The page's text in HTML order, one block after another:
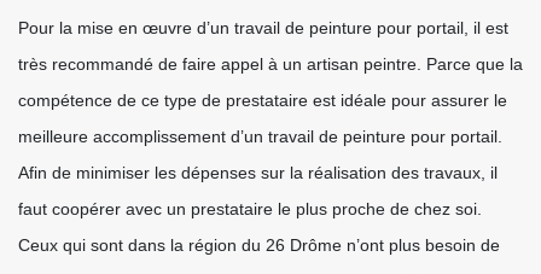
Pour la mise en œuvre d’un travail de peinture pour portail, il est
très recommandé de faire appel à un artisan peintre. Parce que la
compétence de ce type de prestataire est idéale pour assurer le
meilleure accomplissement d’un travail de peinture pour portail.
Afin de minimiser les dépenses sur la réalisation des travaux, il
faut coopérer avec un prestataire le plus proche de chez soi.
Ceux qui sont dans la région du 26 Drôme n’ont plus besoin de